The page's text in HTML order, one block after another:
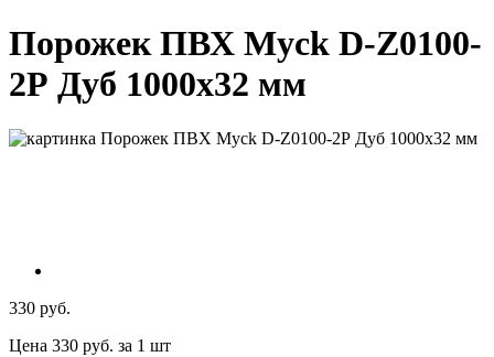
Порожек ПВХ Myck D-Z0100-
2Р Дуб 1000х32 мм
330 руб.
Цена 330 руб. за 1 шт